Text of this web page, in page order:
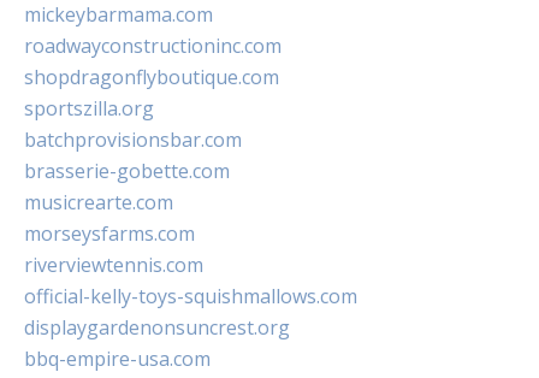
mickeybarmama.com
roadwayconstructioninc.com
shopdragonflyboutique.com
sportszilla.org
batchprovisionsbar.com
brasserie-gobette.com
musicrearte.com
morseysfarms.com
riverviewtennis.com
official-kelly-toys-squishmallows.com
displaygardenonsuncrest.org
bbq-empire-usa.com